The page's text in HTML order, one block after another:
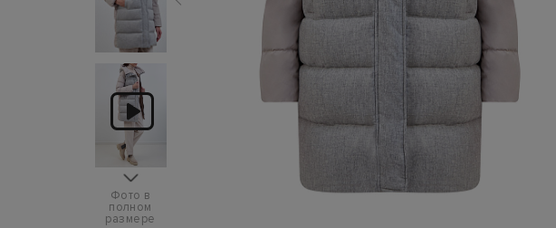
Фото в
полном
размере